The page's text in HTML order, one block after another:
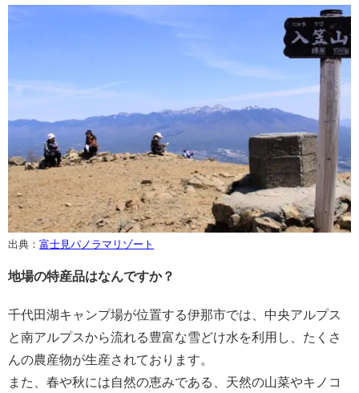
出典： 富士見パノラマリゾート
地場の特産品はなんですか？
千代田湖キャンプ場が位置する伊那市では、中央アルプス
と南アルプスから流れる豊富な雪どけ水を利用し、たくさ
んの農産物が生産されております。
また、春や秋には自然の恵みである、天然の山菜やキノコ